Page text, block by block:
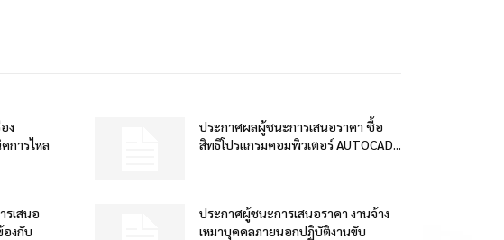
ง
การไหล
ประกาศผลผู้ชนะการเสนอราคา ซื้อ
สิทธิโปรแกรมคอมพิวเตอร์ AUTOCAD...
รเสนอ
องกับ
ประกาศผู้ชนะการเสนอราคา งานจ้าง
เหมาบุคคลภายนอกปฏิบัติงานขับ